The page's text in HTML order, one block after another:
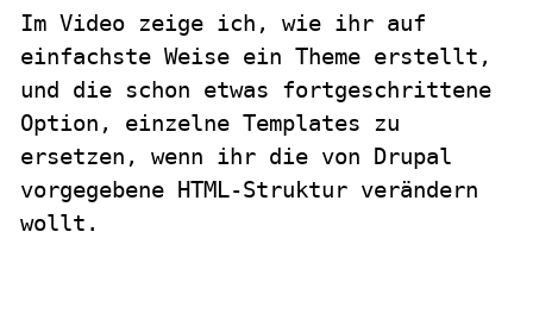
Im Video zeige ich, wie ihr auf
einfachste Weise ein Theme erstellt,
und die schon etwas fortgeschrittene
Option, einzelne Templates zu
ersetzen, wenn ihr die von Drupal
vorgegebene HTML-Struktur verändern
wollt.